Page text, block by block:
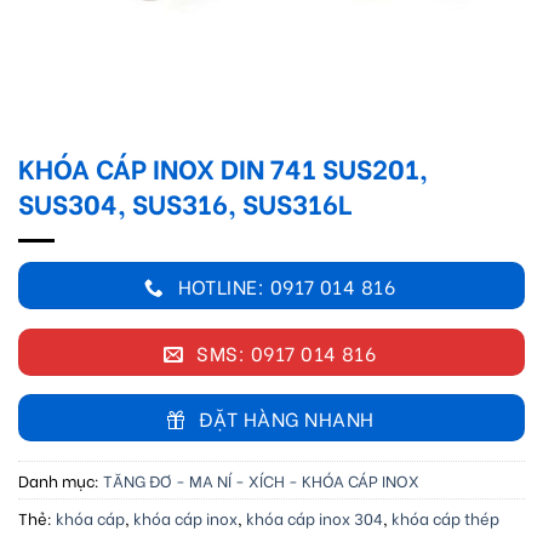
KHÓA CÁP INOX DIN 741 SUS201,
SUS304, SUS316, SUS316L
HOTLINE: 0917 014 816
SMS: 0917 014 816
ĐẶT HÀNG NHANH
Danh mục: TĂNG ĐƠ - MA NÍ - XÍCH - KHÓA CÁP INOX
Thẻ: khóa cáp khóa cáp inox khóa cáp inox 304 khóa cáp thép